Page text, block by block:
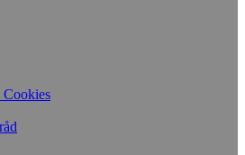
Cookies